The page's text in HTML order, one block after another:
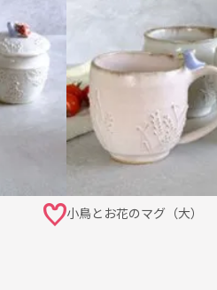
小鳥とお花のマグ（大）